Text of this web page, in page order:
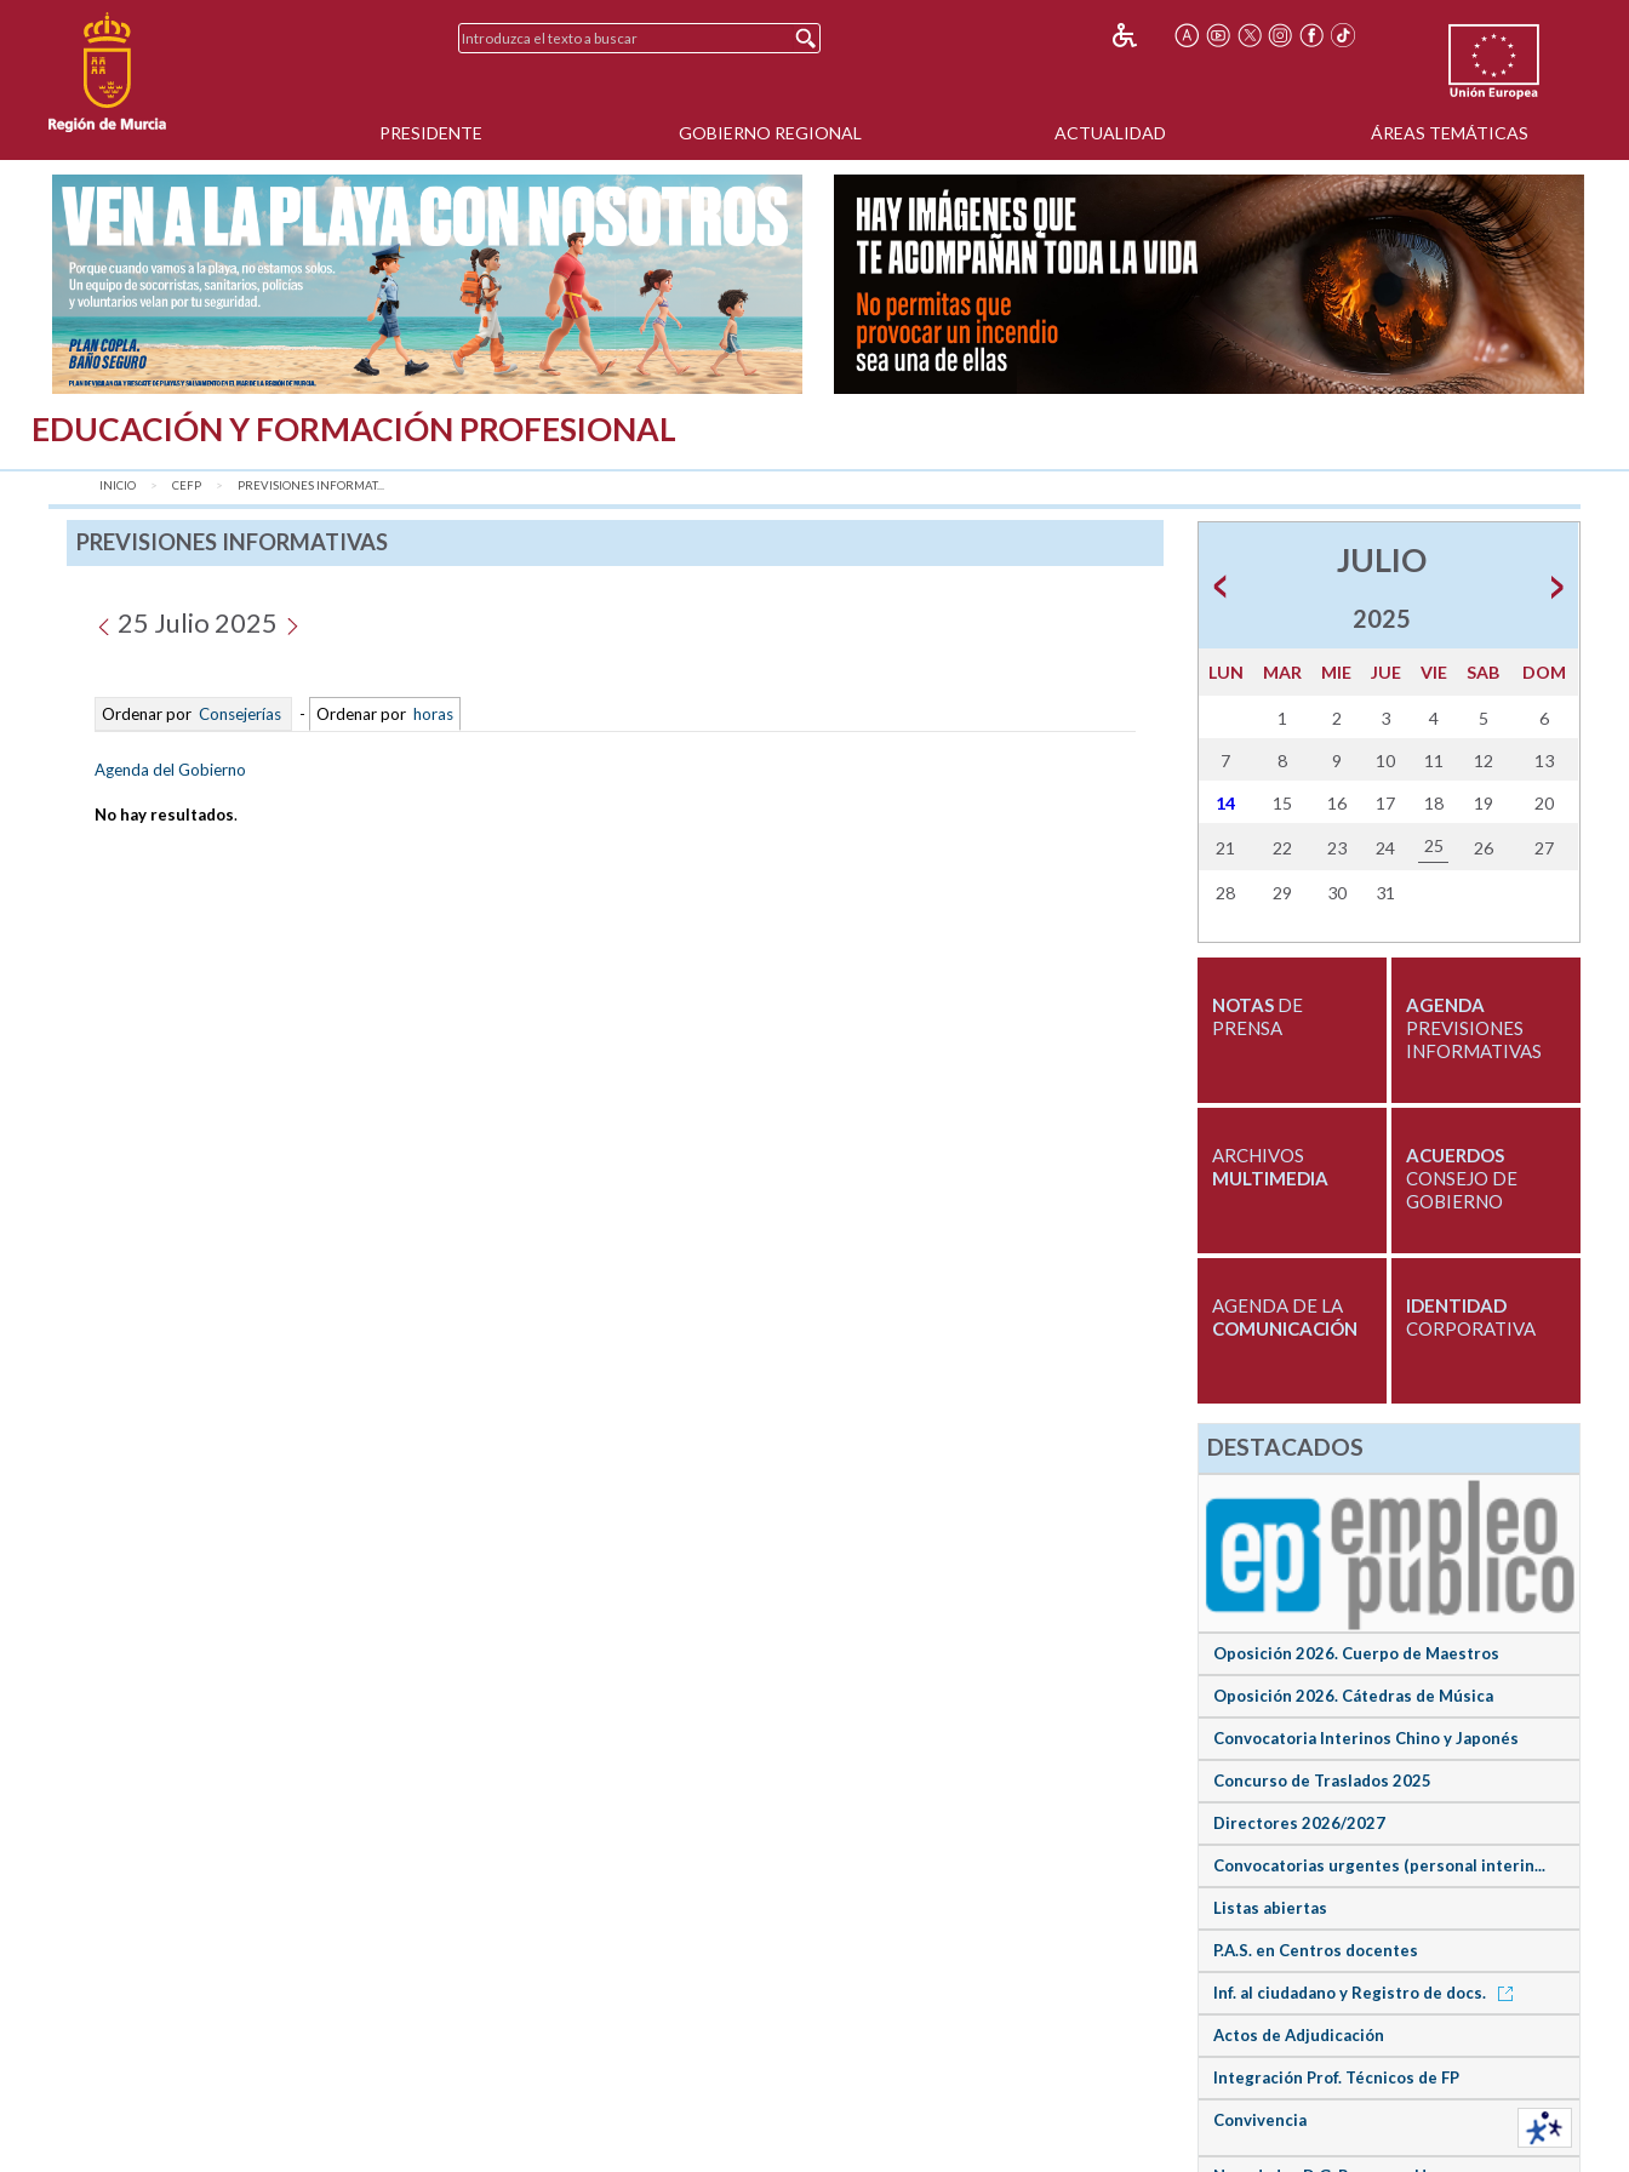
PRESIDENTE GOBIERNO REGIONAL ACTUALIDAD ÁREAS TEMÁTICAS
EDUCACIÓN Y FORMACIÓN PROFESIONAL
INICIO CEFP AQUÍ:
PREVISIONES INFORMAT...
PREVISIONES INFORMATIVAS
25 Julio 2025
Ordenar por Consejerías - Ordenar por horas
Agenda del Gobierno
No hay resultados.
JULIO
2025
LUN MAR MIE JUE VIE SAB DOM
1 2 3 4 5 6
7 8 9 10 11 12 13
14 15 16 17 18 19 20
21 22 23 24 25 26 27
28 29 30 31
NOTASDE
PRENSA
AGENDA
PREVISIONES
INFORMATIVAS
ARCHIVOS
MULTIMEDIA
ACUERDOS
CONSEJO DE
GOBIERNO
AGENDA DE LA
COMUNICACIÓN
IDENTIDAD
CORPORATIVA
DESTACADOS
Oposición 2026. Cuerpo de Maestros
Oposición 2026. Cátedras de Música
Convocatoria Interinos Chino y Japonés
Concurso de Traslados 2025
Directores 2026/2027
Convocatorias urgentes (personal interin...
Listas abiertas
P.A.S. en Centros docentes
Inf. al ciudadano y Registro de docs.
Actos de Adjudicación
Integración Prof. Técnicos de FP
Convivencia